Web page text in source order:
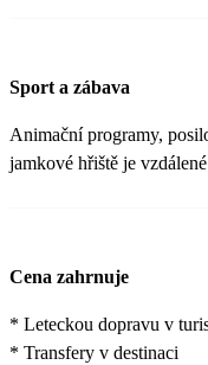
Sport a zábava
Animační programy,
jamkové hřiště je
Cena zahrnuje
* Leteckou dopravu v
* Transfery v destinaci